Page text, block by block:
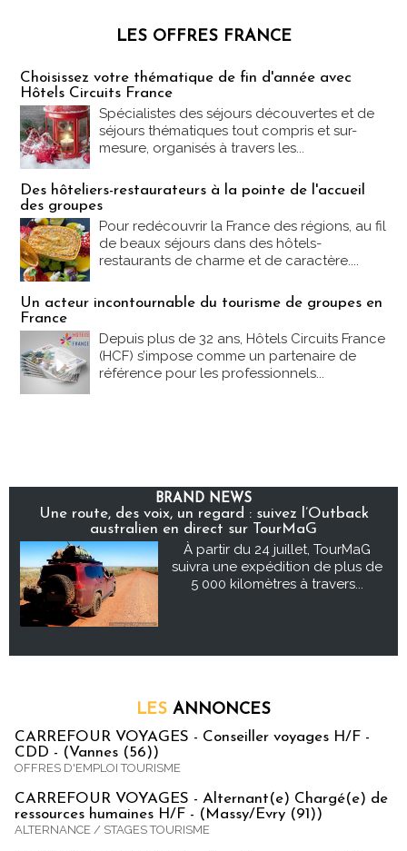
LES OFFRES FRANCE
Choisissez votre thématique de fin d'année avec
Hôtels Circuits France
Spécialistes des séjours découvertes et de
séjours thématiques tout compris et sur-
mesure, organisés à travers les...
Des hôteliers-restaurateurs à la pointe de l'accueil
des groupes
Pour redécouvrir la France des régions, au fil
de beaux séjours dans des hôtels-
restaurants de charme et de caractère....
Un acteur incontournable du tourisme de groupes en
France
Depuis plus de 32 ans, Hôtels Circuits France
(HCF) s’impose comme un partenaire de
référence pour les professionnels...
BRAND NEWS
Une route, des voix, un regard : suivez l’Outback
australien en direct sur TourMaG
À partir du 24 juillet, TourMaG
suivra une expédition de plus de
5 000 kilomètres à travers...
LES ANNONCES
CARREFOUR VOYAGES - Conseiller voyages H/F -
CDD - (Vannes (56))
OFFRES D'EMPLOI TOURISME
CARREFOUR VOYAGES - Alternant(e) Chargé(e) de
ressources humaines H/F - (Massy/Evry (91))
ALTERNANCE / STAGES TOURISME